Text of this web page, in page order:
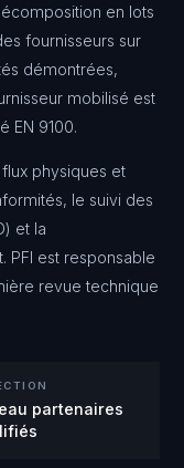
en lots
fournisseurs sur
démontrées,
mobilisé est
EN 9100.
physiques et
le suivi des
et la
PFI est responsable
revue technique
partenaires